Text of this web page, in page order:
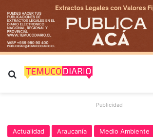
Buscar por
Publicidad
Actualidad Araucanía Medio Ambiente